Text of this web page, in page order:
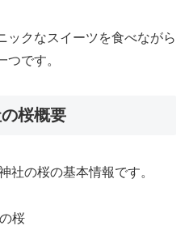
ックなスイーツを食べながら
です。
桜概要
社の桜の基本情報です。
桜